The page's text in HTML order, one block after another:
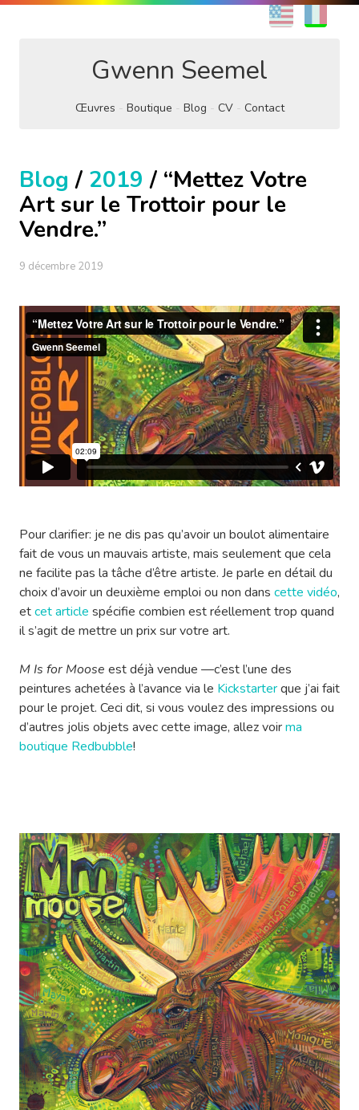
EN
Gwenn Seemel
Œuvres Boutique Blog CV Contact
Blog / 2019 / “Mettez Votre
Art sur le Trottoir pour le
Vendre.”
9 décembre 2019
Pour clarifier: je ne dis pas qu’avoir un boulot alimentaire
fait de vous un mauvais artiste, mais seulement que cela
ne facilite pas la tâche d’être artiste. Je parle en détail du
choix d’avoir un deuxième emploi ou non dans cette vidéo,
etcet article spécifie combien est réellement trop quand
il s’agit de mettre un prix sur votre art.
M Is for Moose est déjà vendue —c’est l’une des
peintures achetées à l’avance via le Kickstarterque j’ai fait
pour le projet. Ceci dit, si vous voulez des impressions ou
d’autres jolis objets avec cette image, allez voirma
boutique Redbubble!